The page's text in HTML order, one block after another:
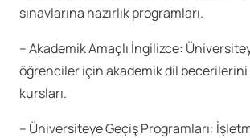
sınavlarına hazırlık programları.
– Akademik Amaçlı İngilizce:
öğrenciler için akademik dil
kursları.
– Üniversiteye Geçiş Programları: